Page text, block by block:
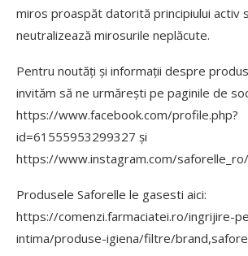
miros proaspăt datorită principiului activ
neutralizează mirosurile neplăcute.
Pentru noutăți și informații despre
invităm să ne urmărești pe paginile de
https://www.facebook.com/profile.php?
id=61555953299327 și
https://www.instagram.com/
Produsele Saforelle le gasesti aici:
https://comenzi.farmaciatei.ro/ingrijire-
intima/produse-igiena/filtre/